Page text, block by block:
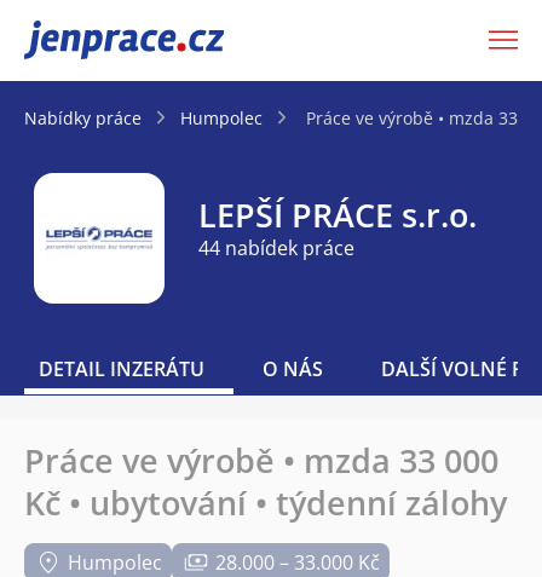
JenPráce.cz
Nabídky práce Humpolec Práce ve výrobě • mzda 33
LEPŠÍ PRÁCE s.r.o.
44 nabídek práce
DETAIL INZERÁTU O NÁS DALŠÍ VOLNÉ
Práce ve výrobě • mzda 33 000
Kč • ubytování • týdenní zálohy
Humpolec
28.000 – 33.000 Kč